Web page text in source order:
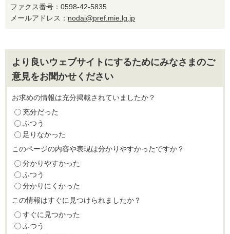
ファクス番号：0598-42-5835
メールアドレス： nodai@pref.mie.lg.jp
より良いウェブサイトにするためにみなさまのご
意見をお聞かせください
お求めの情報は充分掲載されていましたか？
充分だった
ふつう
足りなかった
このページの内容や表現は分かりやすかったですか？
分かりやすかった
ふつう
分かりにくかった
この情報はすぐに見つけられましたか？
すぐに見つかった
ふつう